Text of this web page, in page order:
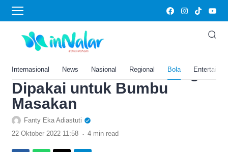
Internasional News Nasional Regional Bola
Home›Bola
5 Bahan Obat Batuk Alami
untuk Anak, Pasti Ada di
Rumah Mudah dan Sering
Dipakai untuk Bumbu
Masakan
Fanty Eka Adiastuti
22 Oktober 2022 11:58 . 4 min read